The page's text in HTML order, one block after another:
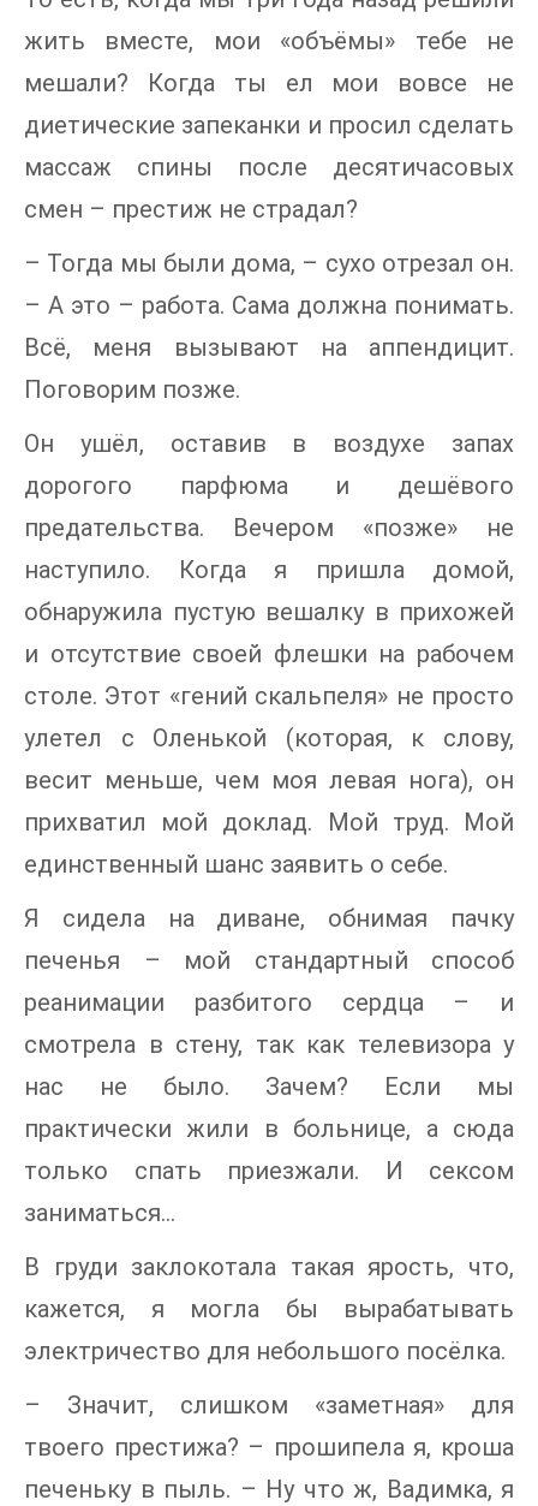
жить вместе, мои «объёмы» тебе не
мешали? Когда ты ел мои вовсе не
диетические запеканки и просил сделать
массаж спины после десятичасовых
смен – престиж не страдал?
– Тогда мы были дома, – сухо отрезал он.
– А это – работа. Сама должна понимать.
Всё, меня вызывают на аппендицит.
Поговорим позже.
Он ушёл, оставив в воздухе запах
дорогого парфюма и дешёвого
предательства. Вечером «позже» не
наступило. Когда я пришла домой,
обнаружила пустую вешалку в прихожей
и отсутствие своей флешки на рабочем
столе. Этот «гений скальпеля» не просто
улетел с Оленькой (которая, к слову,
весит меньше, чем моя левая нога), он
прихватил мой доклад. Мой труд. Мой
единственный шанс заявить о себе.
Я сидела на диване, обнимая пачку
печенья – мой стандартный способ
реанимации разбитого сердца – и
смотрела в стену, так как телевизора у
нас не было. Зачем? Если мы
практически жили в больнице, а сюда
только спать приезжали. И сексом
заниматься…
В груди заклокотала такая ярость, что,
кажется, я могла бы вырабатывать
электричество для небольшого посёлка.
– Значит, слишком «заметная» для
твоего престижа? – прошипела я, кроша
печеньку в пыль. – Ну что ж, Вадимка, я